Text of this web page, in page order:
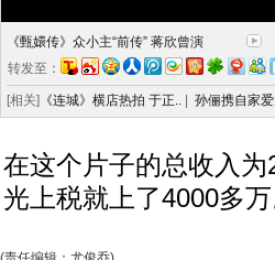
《甄嬛传》众小主“前传” 蒋欣曾演
转发至：
[相关] 《连城》横店热拍 于正.. 孙俪携自家
在这个片子的总收入
光上税就上了4000多万